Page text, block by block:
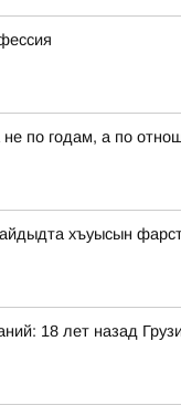
по годам, а по
хъуысын
18 лет назад